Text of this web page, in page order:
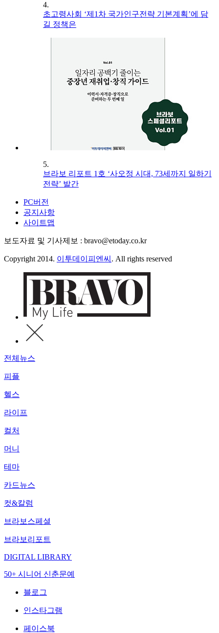
4.
초고령사회 ‘제1차 국가인구전략 기본계획’에 담
길 정책은
5.
브라보 리포트 1호 ‘사오정 시대, 73세까지 일하기
전략’ 발간
PC버전
공지사항
사이트맵
보도자료 및 기사제보 : bravo@etoday.co.kr
Copyright 2014. 이투데이피엔씨 . All rights reserved
전체뉴스
피플
헬스
라이프
컬처
머니
테마
카드뉴스
컷&칼럼
브라보스페셜
브라보리포트
DIGITAL LIBRARY
50+ 시니어 신춘문예
블로그
인스타그램
페이스북